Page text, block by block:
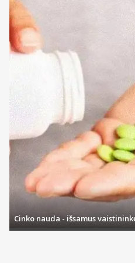
Jeigu per 3 dienas Jūsų
Kas yra
Kas žinotina prieš vartojant
Kaip vartoti
Galimas šalutinis poveikis
Kaip laikyti
Pakuotės turinys ir kita
Kas yra NEOCITRAMONAS
Senyviems žmonėms
NEOCITRAMONAS dozavimas,
nesiskiria nuo jaunesnių pacientų.
Vartojimas vaikams
Jaunesniems nei 12 metų vaikams
Jeigu manote, kad
silpnai, kreipkitės į gydytoją arba
Cinko nauda - išsamus